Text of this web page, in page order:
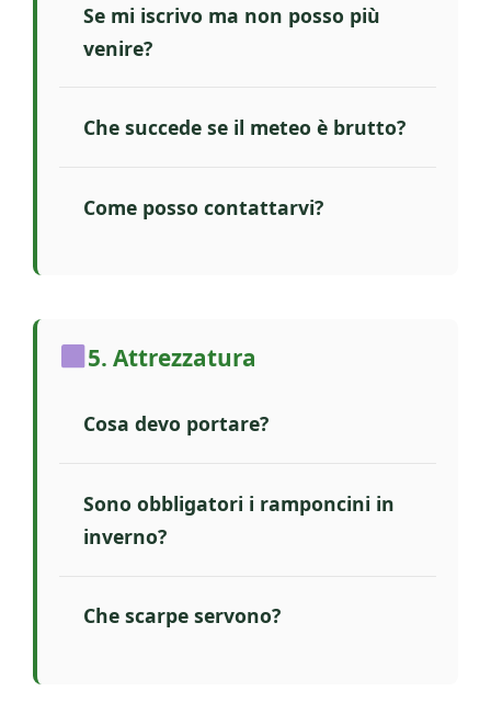
Se mi iscrivo ma non posso più
venire?
Che succede se il meteo è brutto?
Come posso contattarvi?
5. Attrezzatura
Cosa devo portare?
Sono obbligatori i ramponcini in
inverno?
Che scarpe servono?